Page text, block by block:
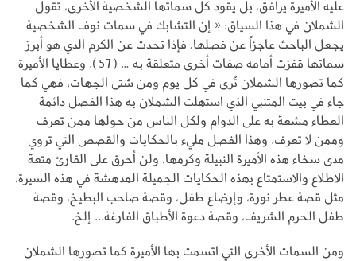
عليه الأميرة يرافق، بل يقود كل سماتها الشخصية الأخرى، تقول
الشملان في هذا السياق: « إن التشابك في سمات نوف الشخصية
يجعل الباحث عاجزاً عن فصلها، فإذا تحدث عن الكرم الذي هو أبرز
سماتها قفزت أمامه صفات أخرى متعلقة به … (57). وعطايا الأميرة
كما تصورها الشملان تُرى في كل يوم ومن شتى الجهات، فهي كما
جاء في بيت المتنبي الذي استهلت الشملان به هذا الفصل دائمة
العطاء مشعة به على الدوام ولكل الناس من حولها ممن تعرف
وممن لا تعرف. وهذا الفصل مليء بالحكايات والقصص التي تروي
مدى سخاء هذه الأميرة النبيلة وكرمها، ولن أحرق على القارئ متعة
الاطلاع والاستمتاع بهذه الحكايات الجميلة المدهشة في هذه السيرة،
مثل قصة عطر نورة، وإرضاع طفل، وقصة صاحب البطيخ، وقصة
طفل الحرم الشريف، وقصة دعوة الأطباق الفارغة... إلخ.
ومن السمات الأخرى التي اتسمت بها الأميرة كما تصورها الشملان